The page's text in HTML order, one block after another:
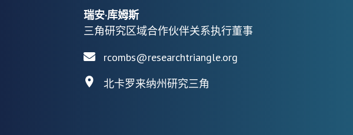
瑞安·库姆斯
三角研究区域合作伙伴关系执行董事
rcombs@researchtriangle.org
北卡罗来纳州研究三角